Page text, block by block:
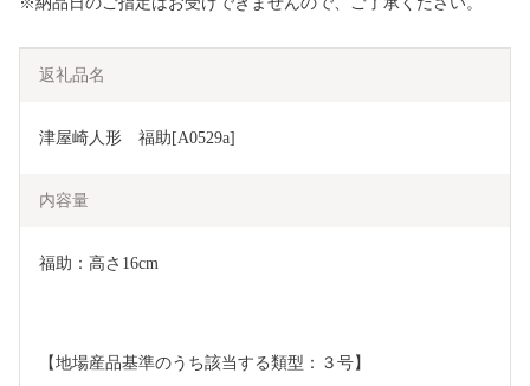
返礼品名
津屋崎人形　福助[A0529a]
内容量
福助：高さ16cm
【地場産品基準のうち該当する類型：３号】